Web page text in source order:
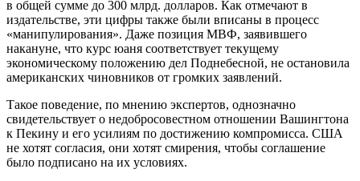
в общей сумме до 300 млрд. долларов. Как отмечают в
издательстве, эти цифры также были вписаны в процесс
«манипулирования». Даже позиция МВФ, заявившего
накануне, что курс юаня соответствует текущему
экономическому положению дел Поднебесной, не остановила
американских чиновников от громких заявлений.
Такое поведение, по мнению экспертов, однозначно
свидетельствует о недобросовестном отношении Вашингтона
к Пекину и его усилиям по достижению компромисса. США
не хотят согласия, они хотят смирения, чтобы соглашение
было подписано на их условиях.